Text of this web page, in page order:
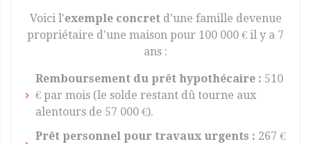
Voici l'exemple concretd'une famille devenue
propriétaire d'une maison pour 100 000 € il y a 7
ans :
Remboursement du prêt hypothécaire : 510
€ par mois (le solde restant dû tourne aux
alentours de 57 000 €).
Prêt personnel pour travaux urgents : 267 €